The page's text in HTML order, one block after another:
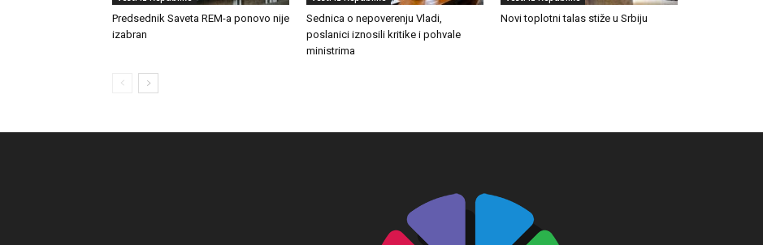
Predsednik Saveta REM-a ponovo nije
izabran
Sednica o nepoverenju Vladi,
poslanici iznosili kritike i pohvale
ministrima
Novi toplotni talas stiže u Srbiju